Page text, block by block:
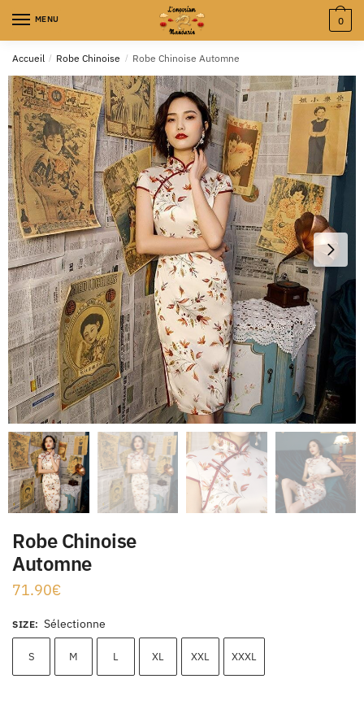
MENU 0
Accueil / Robe Chinoise / Robe Chinoise Automne
Robe Chinoise
Automne
71.90€
SIZE: Sélectionne
S M L XL XXL XXXL